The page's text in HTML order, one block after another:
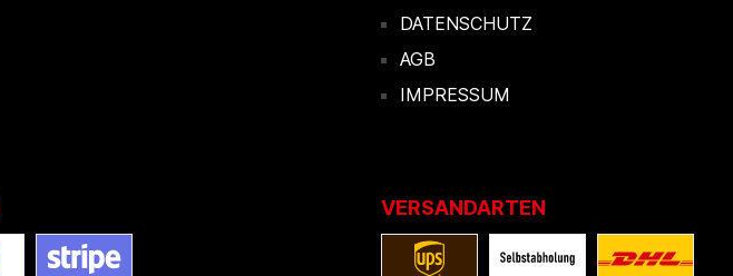
DATENSCHUTZ
AGB
IMPRESSUM
VERSANDARTEN